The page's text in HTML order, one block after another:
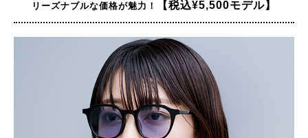
リーズナブルな価格が魅力！ 【税込¥5,500モデル】